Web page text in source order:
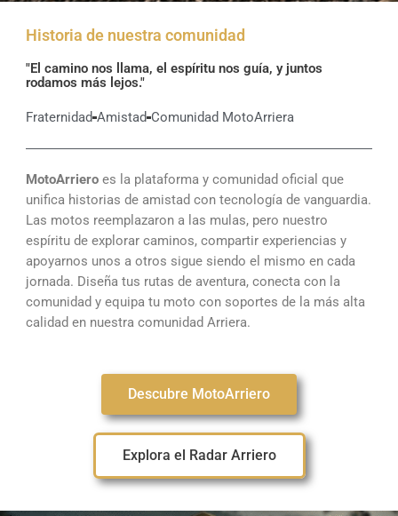
Historia de nuestra comunidad
"El camino nos llama, el espíritu nos guía, y juntos
rodamos más lejos."
Fraternidad Amistad Comunidad MotoArriera
MotoArriero es la plataforma y comunidad oficial que
unifica historias de amistad con tecnología de vanguardia.
Las motos reemplazaron a las mulas, pero nuestro
espíritu de explorar caminos, compartir experiencias y
apoyarnos unos a otros sigue siendo el mismo en cada
jornada. Diseña tus rutas de aventura, conecta con la
comunidad y equipa tu moto con soportes de la más alta
calidad en nuestra comunidad Arriera.
Descubre MotoArriero
Explora el Radar Arriero